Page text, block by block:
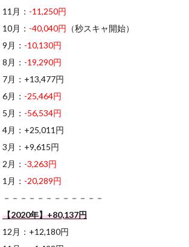
11月： -11,250円
10月： -40,040円 （秒スキャ開始）
9月： -10,130円
8月： -19,290円
7月：+13,477円
6月： -25,464円
5月： -56,534円
4月：+25,011円
3月：+9,615円
2月： -3,263円
1月： -20,289円
－－－－－－－－－－－－
【2020年】+80,137円
12月：+12,180円